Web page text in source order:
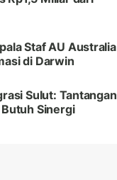
Staf AU Australia
di Darwin
Sulut: Tantangan
Sinergi